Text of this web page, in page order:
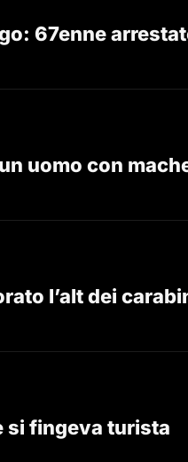
67enne
uomo con
l’alt dei
si fingeva turista